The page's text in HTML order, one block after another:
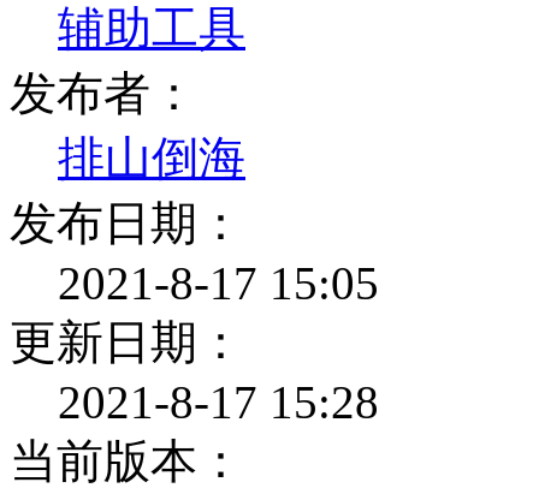
辅助工具
发布者：
排山倒海
发布日期：
2021-8-17 15:05
更新日期：
2021-8-17 15:28
当前版本：